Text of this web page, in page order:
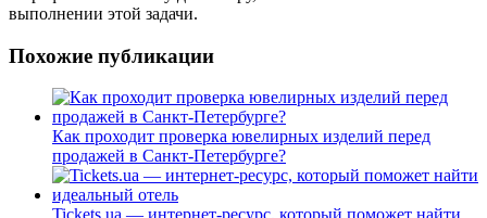
выполнении этой задачи.
Похожие публикации
Как проходит проверка ювелирных изделий перед
продажей в Санкт-Петербурге?